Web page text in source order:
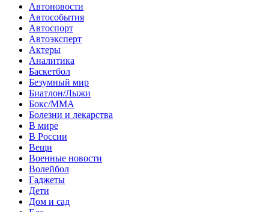
Автоновости
Автособытия
Автоспорт
Автоэксперт
Актеры
Аналитика
Баскетбол
Безумный мир
Биатлон/Лыжи
Бокс/MMA
Болезни и лекарства
В мире
В России
Вещи
Военные новости
Волейбол
Гаджеты
Дети
Дом и сад